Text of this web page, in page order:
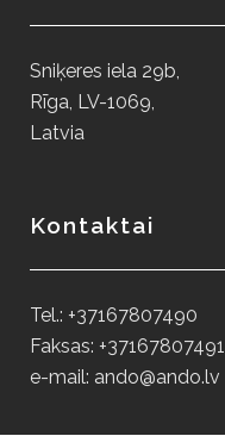
Sniķeres iela 29b,
Rīga, LV-1069,
Latvia
Kontaktai
Tel.: +37167807490
Faksas: +37167807491
e-mail: ando@ando.lv